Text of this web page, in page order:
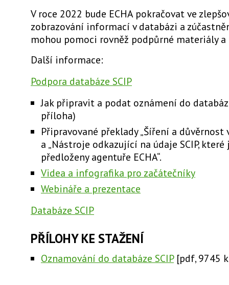
V roce 2022 bude ECHA pokračovat ve
zobrazování informací v databázi a
mohou pomoci rovněž podpůrné materiály a
Další informace:
Podpora databáze SCIP
Jak připravit a podat oznámení do
příloha)
Připravované překlady „Šíření a důvěrnost
a „Nástroje odkazující na údaje SCIP,
předloženy agentuře ECHA“.
Videa a infografika pro začátečníky
Webináře a prezentace
Databáze SCIP
PŘÍLOHY KE STAŽENÍ
Oznamování do databáze SCIP[pdf, 9745